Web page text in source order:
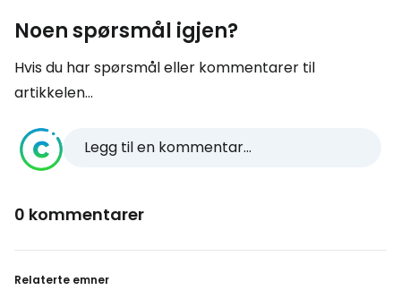
Noen spørsmål igjen?
Hvis du har spørsmål eller kommentarer til
artikkelen...
Legg til en kommentar...
0 kommentarer
Relaterte emner